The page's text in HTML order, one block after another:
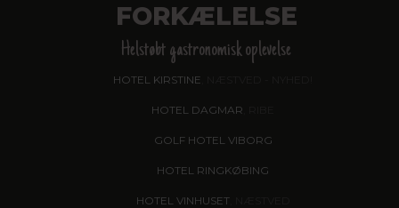
FORKÆLELSE
Helstøbt gastronomisk oplevelse
HOTEL KIRSTINE
HOTEL DAGMAR
GOLF HOTEL VIBORG
HOTEL RINGKØBING
HOTEL VINHUSET, NÆSTVED